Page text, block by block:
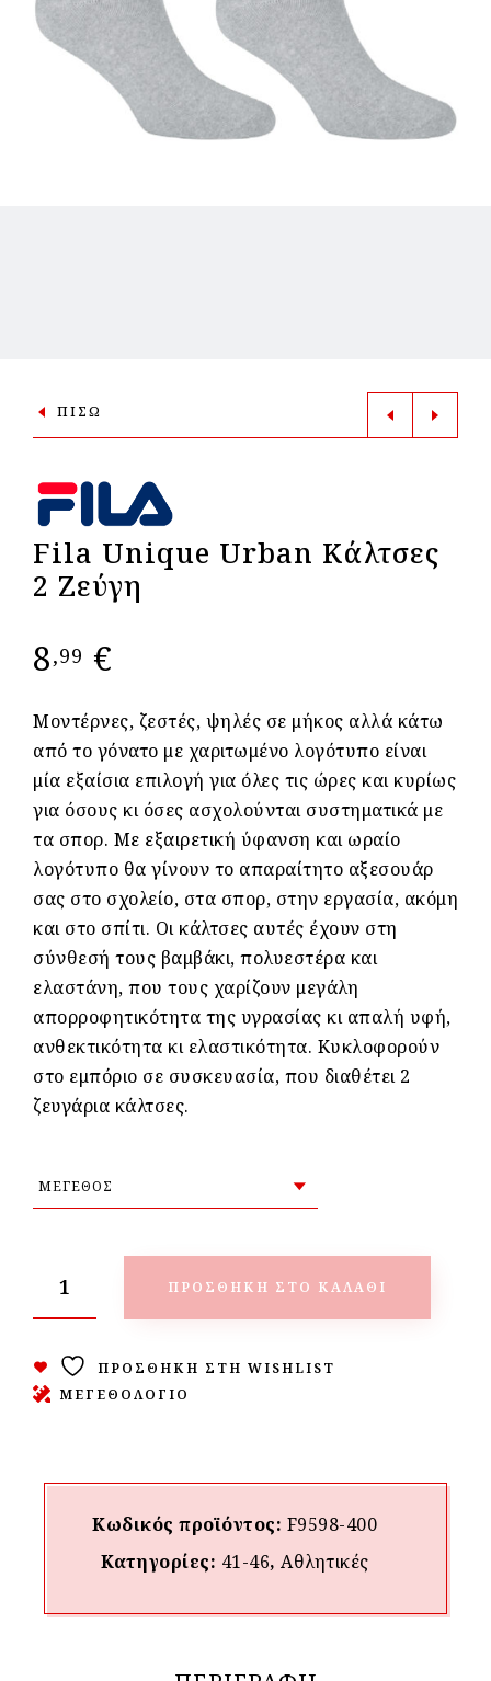
ΠΙΣΩ
Fila Unique Urban Κάλτσες
2 Ζεύγη
8,99 €
Μοντέρνες, ζεστές, ψηλές σε μήκος αλλά κάτω
από το γόνατο με χαριτωμένο λογότυπο είναι
μία εξαίσια επιλογή για όλες τις ώρες και κυρίως
για όσους κι όσες ασχολούνται συστηματικά με
τα σπορ. Με εξαιρετική ύφανση και ωραίο
λογότυπο θα γίνουν το απαραίτητο αξεσουάρ
σας στο σχολείο, στα σπορ, στην εργασία, ακόμη
και στο σπίτι. Οι κάλτσες αυτές έχουν στη
σύνθεσή τους βαμβάκι, πολυεστέρα και
ελαστάνη, που τους χαρίζουν μεγάλη
απορροφητικότητα της υγρασίας κι απαλή υφή,
ανθεκτικότητα κι ελαστικότητα. Κυκλοφορούν
στο εμπόριο σε συσκευασία, που διαθέτει 2
ζευγάρια κάλτσες.
ΠΡΟΣΘΉΚΗ ΣΤΟ ΚΑΛΆΘΙ
ΠΡΟΣΘΉΚΗ ΣΤΗ WISHLIST
ΜΕΓΕΘΟΛΟΓΙΟ
Κωδικός προϊόντος: F9598-400
Κατηγορίες: 41-46, Αθλητικές